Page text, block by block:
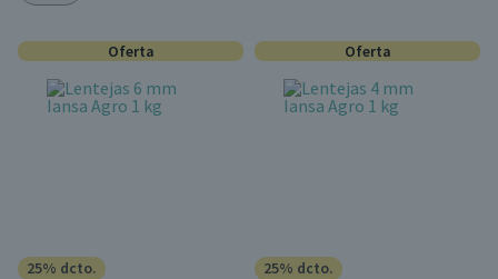
Oferta
25% dcto.
Oferta
25% dcto.